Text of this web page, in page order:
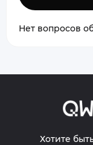
Нет вопросов
Хотите